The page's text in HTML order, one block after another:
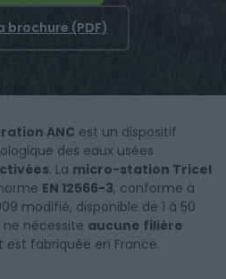
brochure (PDF)
ANC est un dispositif
des eaux usées
. La micro-station Tricel
EN 12566-3, conforme à
modifié, disponible de 1 à 50
nécessite aucune filière
est fabriquée en France.